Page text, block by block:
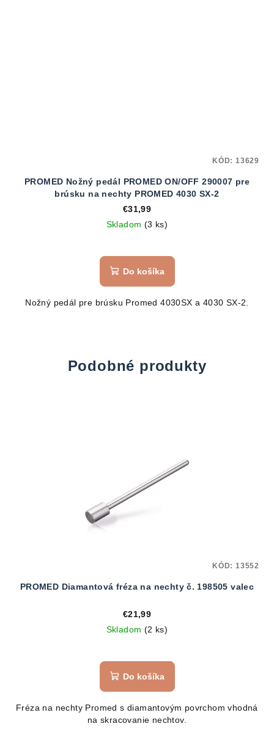
PROMED Nožný pedál PROMED ON/OFF 290007 pre
brúsku na nechty PROMED 4030 SX-2
€31,99
Skladom (3 ks)
Do košíka
Nožný pedál pre brúsku Promed 4030SX a 4030 SX-2.
KÓD: 13629
Podobné produkty
PROMED Diamantová fréza na nechty č. 198505 valec
€21,99
Skladom (2 ks)
Do košíka
Fréza na nechty Promed s diamantovým povrchom vhodná
na skracovanie nechtov.
KÓD: 13552